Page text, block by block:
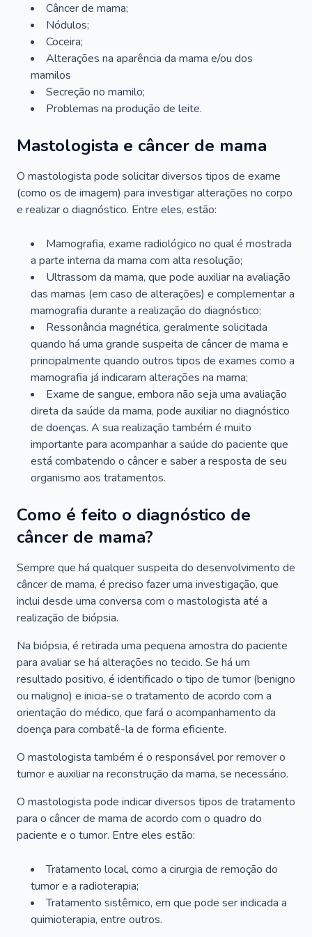
Câncer de mama;
Nódulos;
Coceira;
Alterações na aparência da mama e/ou dos
mamilos
Secreção no mamilo;
Problemas na produção de leite.
Mastologista e câncer de mama
O mastologista pode solicitar diversos tipos de exame
(como os de imagem) para investigar alterações no corpo
e realizar o diagnóstico. Entre eles, estão:
Mamografia, exame radiológico no qual é mostrada
a parte interna da mama com alta resolução;
Ultrassom da mama, que pode auxiliar na avaliação
das mamas (em caso de alterações) e complementar a
mamografia durante a realização do diagnóstico;
Ressonância magnética, geralmente solicitada
quando há uma grande suspeita de câncer de mama e
principalmente quando outros tipos de exames como a
mamografia já indicaram alterações na mama;
Exame de sangue, embora não seja uma avaliação
direta da saúde da mama, pode auxiliar no diagnóstico
de doenças. A sua realização também é muito
importante para acompanhar a saúde do paciente que
está combatendo o câncer e saber a resposta de seu
organismo aos tratamentos.
Como é feito o diagnóstico de
câncer de mama?
Sempre que há qualquer suspeita do desenvolvimento de
câncer de mama, é preciso fazer uma investigação, que
inclui desde uma conversa com o mastologista até a
realização de biópsia.
Na biópsia, é retirada uma pequena amostra do paciente
para avaliar se há alterações no tecido. Se há um
resultado positivo, é identificado o tipo de tumor (benigno
ou maligno) e inicia-se o tratamento de acordo com a
orientação do médico, que fará o acompanhamento da
doença para combatê-la de forma eficiente.
O mastologista também é o responsável por remover o
tumor e auxiliar na reconstrução da mama, se necessário.
O mastologista pode indicar diversos tipos de tratamento
para o câncer de mama de acordo com o quadro do
paciente e o tumor. Entre eles estão:
Tratamento local, como a cirurgia de remoção do
tumor e a radioterapia;
Tratamento sistêmico, em que pode ser indicada a
quimioterapia, entre outros.